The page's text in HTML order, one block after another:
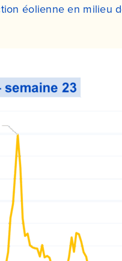
éolienne en milieu